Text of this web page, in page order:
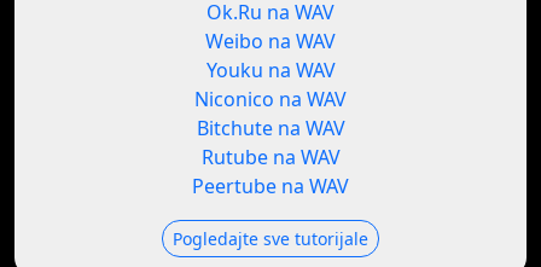
Ok.Ru na WAV
Weibo na WAV
Youku na WAV
Niconico na WAV
Bitchute na WAV
Rutube na WAV
Peertube na WAV
Pogledajte sve tutorijale